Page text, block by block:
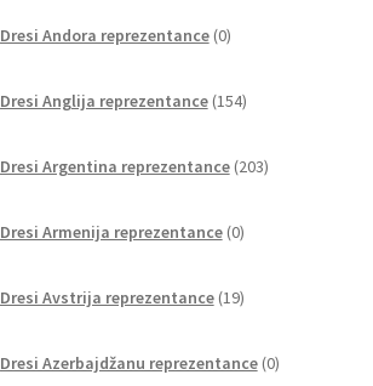
Dresi Andora reprezentance 0izdelkov
Dresi Anglija reprezentance 154izdelkov
Dresi Argentina reprezentance 203izdelki
Dresi Armenija reprezentance 0izdelkov
Dresi Avstrija reprezentance 19izdelkov
Dresi Azerbajdžanu reprezentance 0izdelkov